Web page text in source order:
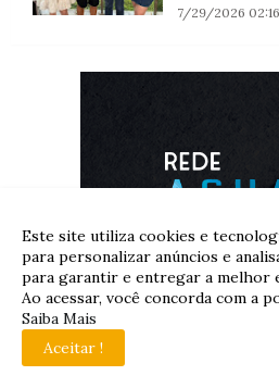
7/29/2026
Este site utiliza cookies e
para personalizar anúncios e
para garantir e entregar a melhor
Ao acessar, você concorda com a
Saiba Mais
Aceitar !